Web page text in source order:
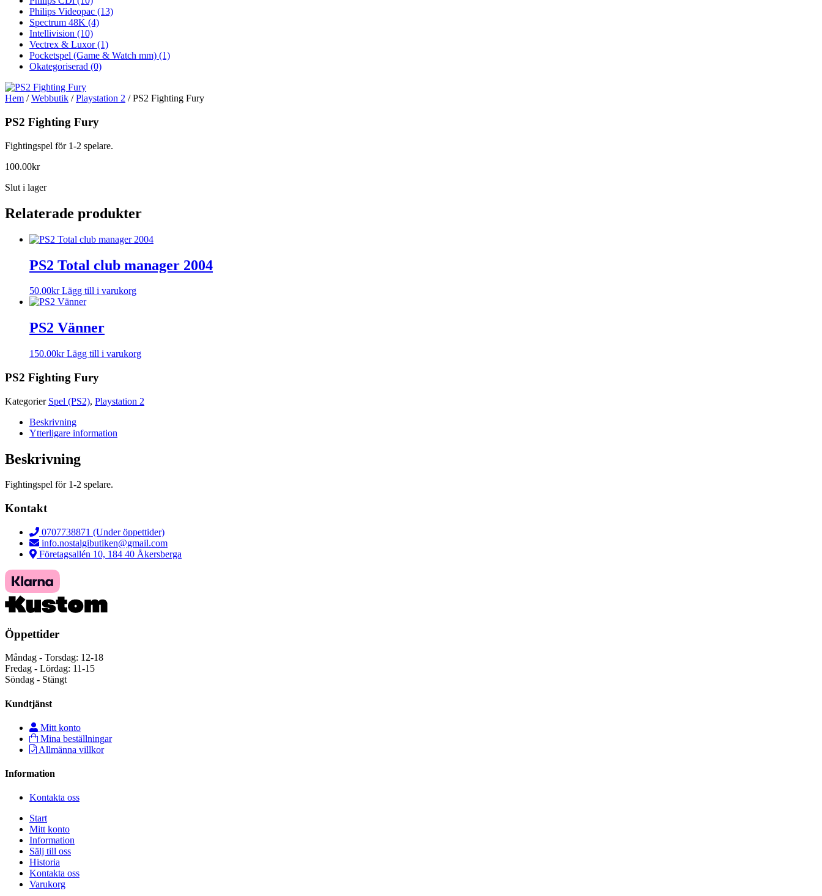
Philips Videopac (13)
Spectrum 48K (4)
Intellivision (10)
Vectrex & Luxor(1)
Pocketspel (Game & Watch mm) (1)
Okategoriserad (0)
Hem /Webbutik /Playstation 2 / PS2 Fighting Fury
PS2 Fighting Fury
Fightingspel för 1-2 spelare.
100.00kr
Slut i lager
Relaterade produkter
PS2 Total club manager 2004
50.00kr Lägg till i varukorg
PS2 Vänner
150.00kr Lägg till i varukorg
PS2 Fighting Fury
Kategorier Spel (PS2), Playstation 2
Beskrivning
Ytterligare information
Beskrivning
Fightingspel för 1-2 spelare.
Kontakt
0707738871 (Under öppettider)
info.nostalgibutiken@gmail.com
Företagsallén 10, 184 40 Åkersberga
Öppettider
Måndag - Torsdag: 12-18
Fredag - Lördag: 11-15
Söndag - Stängt
Kundtjänst
Mitt konto
Mina beställningar
Allmänna villkor
Information
Kontakta oss
Start
Mitt konto
Information
Sälj till oss
Historia
Kontakta oss
Varukorg